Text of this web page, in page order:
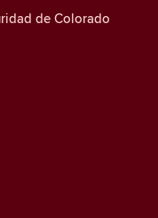
de Colorado